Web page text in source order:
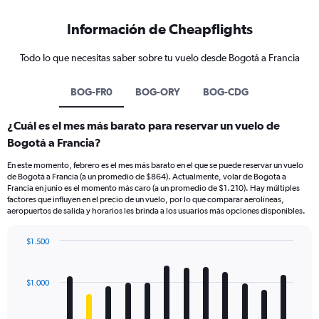
Información de Cheapflights
Todo lo que necesitas saber sobre tu vuelo desde Bogotá a Francia
BOG-FR0 BOG-ORY BOG-CDG
¿Cuál es el mes más barato para reservar un vuelo de
Bogotá a Francia?
En este momento, febrero es el mes más barato en el que se puede reservar un vuelo
de Bogotá a Francia (a un promedio de $864). Actualmente, volar de Bogotá a
Francia en junio es el momento más caro (a un promedio de $1.210). Hay múltiples
factores que influyen en el precio de un vuelo, por lo que comparar aerolíneas,
aeropuertos de salida y horarios les brinda a los usuarios más opciones disponibles.
with
12
$1.000
$1.500